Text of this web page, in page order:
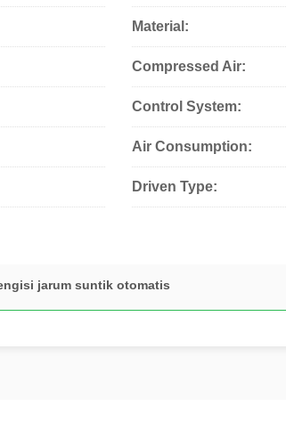
Material:
Compressed Air:
Control System:
Air Consumption:
Driven Type:
jarum suntik otomatis